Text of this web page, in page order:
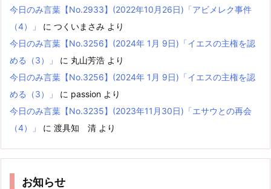
今日のみ言葉【No.2933】(2022年10月26日)「アビメレク事件
（4）」
に つくいまさみ より
今日のみ言葉【No.3256】(2024年 1月 9日)「イエスの主権を認
める（3）」
に 丸山芳浩 より
今日のみ言葉【No.3256】(2024年 1月 9日)「イエスの主権を認
める（3）」
に passion より
今日のみ言葉【No.3235】(2023年11月30日)「エサウとの再会
（4）」
に 渡具知 清 より
お知らせ